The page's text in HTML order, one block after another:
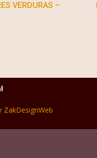
VERDURAS –
ZakDesignWeb